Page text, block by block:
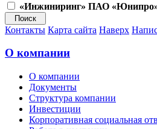
«Инжиниринг» ПАО
Контакты Карта сайта Наверх
О компании
О компании
Документы
Структура компании
Инвестиции
Корпоративная социальная